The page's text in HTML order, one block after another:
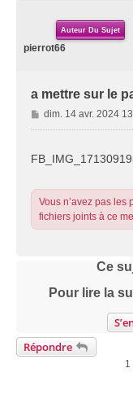
Auteur Du Sujet
pierrot66
a mettre sur le
M
e
s
e
dim. 14 avr. 2024
Vous n’avez pas les
fichiers joints à ce
Ce
Pour lire la
Répondre
1